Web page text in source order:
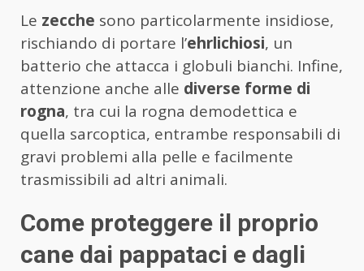
Le zecche sono particolarmente insidiose,
rischiando di portare l’ehrlichiosi, un
batterio che attacca i globuli bianchi. Infine,
attenzione anche alle diverse forme di
rogna, tra cui la rogna demodettica e
quella sarcoptica, entrambe responsabili di
gravi problemi alla pelle e facilmente
trasmissibili ad altri animali.
Come proteggere il proprio
cane dai pappataci e dagli